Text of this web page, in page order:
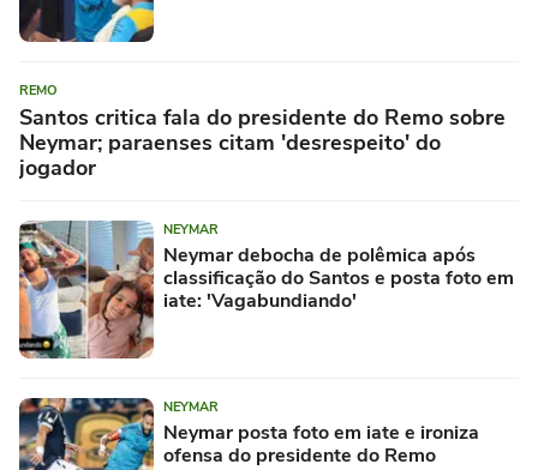
REMO
Santos critica fala do presidente do Remo sobre
Neymar; paraenses citam 'desrespeito' do
jogador
NEYMAR
Neymar debocha de polêmica após
classificação do Santos e posta foto em
iate: 'Vagabundiando'
NEYMAR
Neymar posta foto em iate e ironiza
ofensa do presidente do Remo